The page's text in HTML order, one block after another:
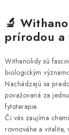
🔬
prírodou a
Withanolidy sú
biologickým
Nachádzajú sa
považovaná za
fytoterapie.
Či vás zaujíma
rovnováhe a vitalite,